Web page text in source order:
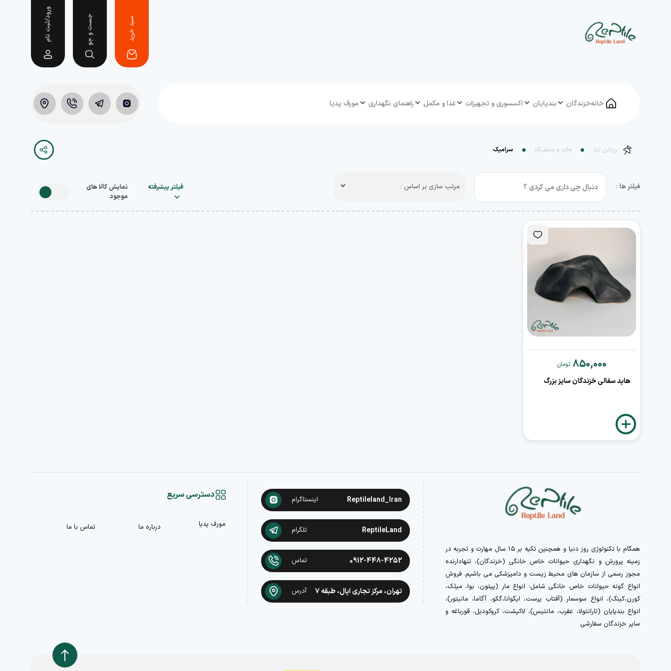
سبد خرید جست و جو ورود/ثبت نام
خانهخزندگان بندپایان اکسسوری و تجهیزات غذا و مکمل راهنمای نگهداری مورف پدیا
رپتایل لند هاید و مخفیگاه سرامیک
فیلتر ها : مرتب سازی بر اساس : فیلتر پیشرفته
نمایش کالا های
موجود
850,000 تومان
هاید سفالی خزندگان سایز بزرگ
همگام با تکنولوژی روز دنیا و همچنین تکیه بر ۱۵ سال مهارت و تجربه در
زمینه پرورش و نگهداری حیوانات خاص خانگی (خزندگان)، تنهادارنده
مجوز رسمی از سازمان های محیط زیست و دامپزشکی می باشیم. فروش
انواع گونه حیوانات خاص خانگی شامل: انواع مار (پیتون، بوا، میلک،
کورن،کینگ)، انواع سوسمار (آفتاب پرست، ایگوانا،گکو، آگاما، مانیتور)،
انواع بندپایان (تارانتولا، عقرب، مانتیس)، لاکپشت، کروکودیل، قورباغه و
سایر خزندگان سفارشی
Reptileland_Iran اینستاگرام
ReptileLand تلگرام
0912-448-4252 تماس
تهران، مرکز تجاری اپال، طبقه ۷ آدرس
دسترسی سریع
مورف پدیا درباره ما تماس با ما